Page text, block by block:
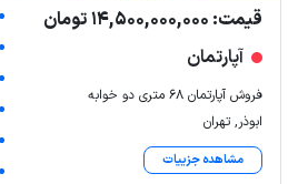
قیمت: 14,500,000,000 تومان
آپارتمان
فروش آپارتمان 68 متری دو خوابه
ابوذر, تهران
مشاهده جزییات